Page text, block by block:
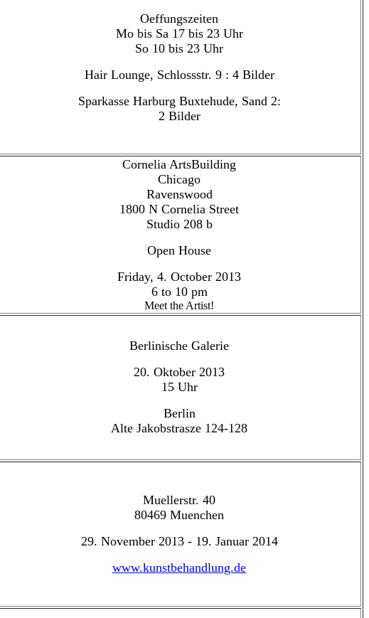
Oeffungszeiten
Mo bis Sa 17 bis 23 Uhr
So 10 bis 23 Uhr
Hair Lounge, Schlossstr. 9 : 4 Bilder
Sparkasse Harburg Buxtehude, Sand 2:
2 Bilder
Cornelia ArtsBuilding
Chicago
Ravenswood
1800 N Cornelia Street
Studio 208 b
Open House
Friday, 4. October 2013
6 to 10 pm
Meet the Artist!
Berlinische Galerie
20. Oktober 2013
15 Uhr
Berlin
Alte Jakobstrasze 124-128
Muellerstr. 40
80469 Muenchen
29. November 2013 - 19. Januar 2014
www.kunstbehandlung.de